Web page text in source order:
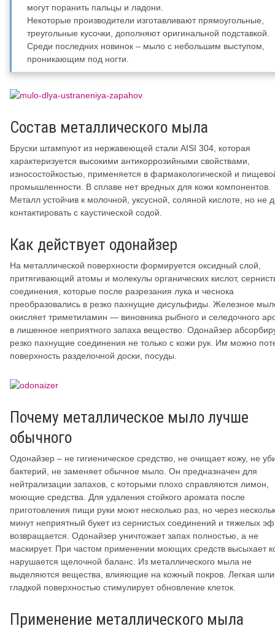
могут поранить пальцы и ладони.
Некоторые производители изготавливают прямоугольные,
треугольные кусочки, дополняют оригинальной подставкой.
Среди последних новинок – мыло с небольшим выступом,
проникающим под ногти.
Состав металлического мыла
Бруски штампуют из нержавеющей стали AISI 304, которая
характеризуется высокими антикоррозийными свойствами,
износостойкостью, применяется в фармакологической и
промышленности. В сплаве нет вредных для кожи компонентов.
Металл устойчив к молочной, уксусной, соляной кислоте, но не
контактировать с каустической содой.
Как действует одонайзер
На металлической поверхности формируется оксидный слой,
притягивающий атомы и молекулы органических кислот,
соединения, которые после разрезания лука и чеснока
преобразовались в резко пахнущие дисульфиды. Железное
окисляет триметиламин — виновника рыбного и селедочного
в лишенное неприятного запаха вещество. Одонайзер
резко пахнущие соединения не только с кожи рук. Им можно
поверхность разделочной доски, посуды.
Почему металлическое мыло лучше
обычного
Одонайзер – не гигиеническое средство, не очищает кожу, не
бактерий, не заменяет обычное мыло. Он предназначен для
нейтрализации запахов, с которыми плохо справляются лимон,
моющие средства. Для удаления стойкого аромата после
приготовления пищи руки моют несколько раз, но через
минут неприятный букет из сернистых соединений и тяжелых
возвращается. Одонайзер уничтожает запах полностью, а не
маскирует. При частом применении моющих средств высыхает
нарушается щелочной баланс. Из металлического мыла не
выделяются вещества, влияющие на кожный покров. Легкая
гладкой поверхностью стимулирует обновление клеток.
Применение металлического мыла